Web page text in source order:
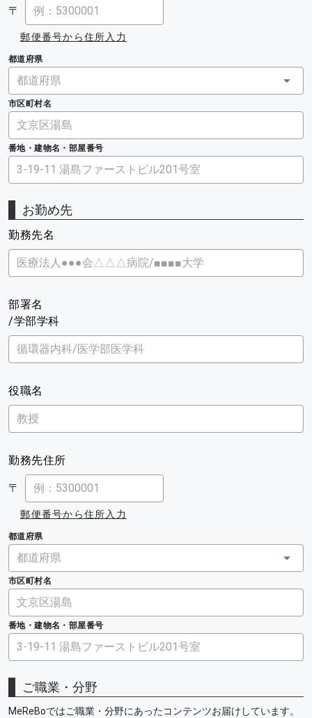
〒
郵便番号から住所入力
都道府県
市区町村名
番地・建物名・部屋番号
お勤め先
勤務先名
部署名
/学部学科
役職名
勤務先住所
〒
郵便番号から住所入力
都道府県
市区町村名
番地・建物名・部屋番号
ご職業・分野
MeReBoではご職業・分野にあったコンテンツお届けしています。